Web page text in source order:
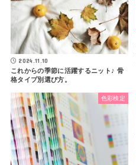
2024.11.10
これからの季節に活躍するニット♪ 骨
格タイプ別選び方。
色彩検定